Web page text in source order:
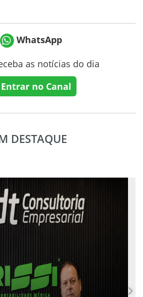
WhatsApp
as notícias do dia
Entrar no Canal
DESTAQUE